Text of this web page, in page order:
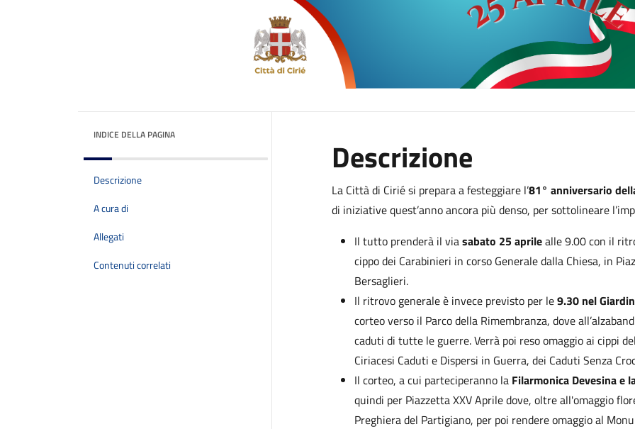
INDICE DELLA PAGINA
Descrizione
A cura di
Allegati
Contenuti correlati
Descrizione
La Città di Cirié si prepara a festeggiare l’81° anniversario
di iniziative quest’anno ancora più denso, per sottolineare
Il tutto prenderà il viasabato 25 aprilealle 9.00 con il
cippo dei Carabinieri in corso Generale dalla Chiesa, in
Bersaglieri.
Il ritrovo generale è invece previsto per le9.30 nel
corteo verso il Parco della Rimembranza, dove
caduti di tutte le guerre. Verrà poi reso omaggio ai cippi
Ciriacesi Caduti e Dispersi in Guerra, dei Caduti Senza
Il corteo, a cui parteciperanno la Filarmonica Devesina e
quindi per Piazzetta XXV Aprile dove, oltre all'omaggio
Preghiera del Partigiano, per poi rendere omaggio al